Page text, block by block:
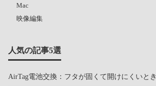
Mac
映像編集
人気の記事5選
AirTag電池交換：フタが固くて開けにくいとき